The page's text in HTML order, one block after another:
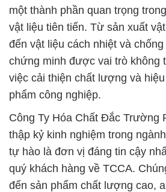
một thành phần quan trọng
vật liệu tiên tiến. Từ sản xuất
đến vật liệu cách nhiệt và
chứng minh được vai trò không
việc cải thiện chất lượng và
phẩm công nghiệp.
Công Ty Hóa Chất Đắc Trường
thập kỷ kinh nghiệm trong
tự hào là đơn vị đáng tin cậy
quý khách hàng về TCCA.
đến sản phẩm chất lượng cao,